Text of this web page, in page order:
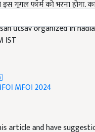
IST
article and have